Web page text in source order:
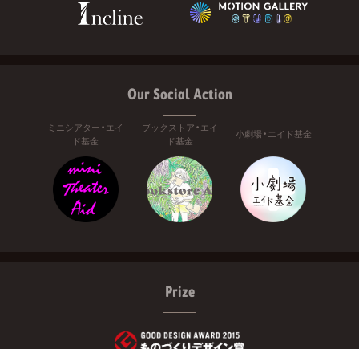
Our Social Action
ミニシアター・エイ
ド基金
ブックストア・エイ
ド基金
小劇場・エイド基金
Prize